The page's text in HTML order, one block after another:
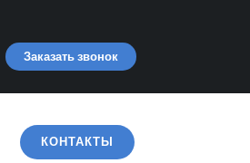
Заказать звонок
КОНТАКТЫ